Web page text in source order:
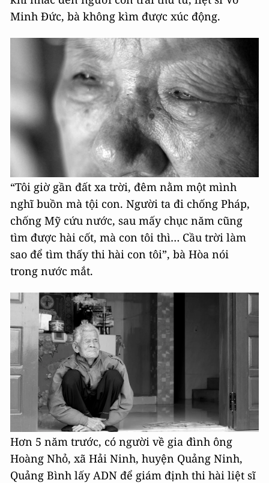
Minh Đức, bà không kìm được xúc động.
“Tôi giờ gần đất xa trời, đêm nằm một mình
nghĩ buồn mà tội con. Người ta đi chống Pháp,
chống Mỹ cứu nước, sau mấy chục năm cũng
tìm được hài cốt, mà con tôi thì… Cầu trời làm
sao để tìm thấy thi hài con tôi”, bà Hòa nói
trong nước mắt.
Hơn 5 năm trước, có người về gia đình ông
Hoàng Nhỏ, xã Hải Ninh, huyện Quảng Ninh,
Quảng Bình lấy ADN để giám định thi hài liệt sĩ